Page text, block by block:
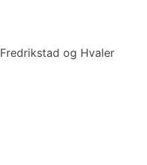
og Hvaler